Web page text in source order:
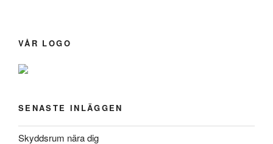
VÅR LOGO
SENASTE INLÄGGEN
Skyddsrum nära dig